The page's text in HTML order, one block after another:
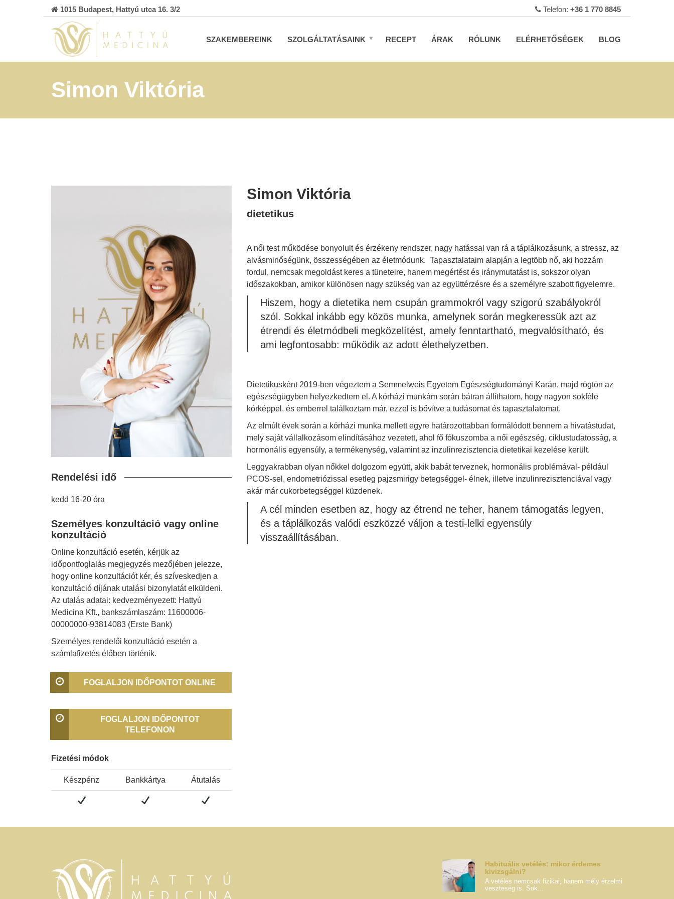
1015 Budapest, Hattyú utca 16. 3/2 Telefon: +36 1 770 8845
SZAKEMBEREINK SZOLGÁLTATÁSAINK RECEPT ÁRAK RÓLUNK ELÉRHETŐSÉGEK BLOG
Simon Viktória
Rendelési idő
kedd 16-20 óra
Személyes konzultáció vagy online
konzultáció
Online konzultáció esetén, kérjük az
időpontfoglalás megjegyzés mezőjében jelezze,
hogy online konzultációt kér, és szíveskedjen a
konzultáció díjának utalási bizonylatát elküldeni.
Az utalás adatai: kedvezményezett: Hattyú
Medicina Kft., bankszámlaszám: 11600006-
00000000-93814083 (Erste Bank)
Személyes rendelői konzultáció esetén a
számlafizetés élőben történik.
FOGLALJON IDŐPONTOT ONLINE
FOGLALJON IDŐPONTOT
TELEFONON
Fizetési módok
Készpénz Bankkártya Átutalás
Simon Viktória
dietetikus
A női test működése bonyolult és érzékeny rendszer, nagy hatással van rá a táplálkozásunk, a stressz, az
alvásminőségünk, összességében az életmódunk. Tapasztalataim alapján a legtöbb nő, aki hozzám
fordul, nemcsak megoldást keres a tüneteire, hanem megértést és iránymutatást is, sokszor olyan
időszakokban, amikor különösen nagy szükség van az együttérzésre és a személyre szabott figyelemre.
Hiszem, hogy a dietetika nem csupán grammokról vagy szigorú szabályokról
szól. Sokkal inkább egy közös munka, amelynek során megkeressük azt az
étrendi és életmódbeli megközelítést, amely fenntartható, megvalósítható, és
ami legfontosabb: működik az adott élethelyzetben.
Dietetikusként 2019-ben végeztem a Semmelweis Egyetem Egészségtudományi Karán, majd rögtön az
egészségügyben helyezkedtem el. A kórházi munkám során bátran állíthatom, hogy nagyon sokféle
kórképpel, és emberrel találkoztam már, ezzel is bővítve a tudásomat és tapasztalatomat.
Az elmúlt évek során a kórházi munka mellett egyre határozottabban formálódott bennem a hivatástudat,
mely saját vállalkozásom elindításához vezetett, ahol fő fókuszomba a női egészség, ciklustudatosság, a
hormonális egyensúly, a termékenység, valamint az inzulinrezisztencia dietetikai kezelése került.
Leggyakrabban olyan nőkkel dolgozom együtt, akik babát terveznek, hormonális problémával- például
PCOS-sel, endometriózissal esetleg pajzsmirigy betegséggel- élnek, illetve inzulinrezisztenciával vagy
akár már cukorbetegséggel küzdenek.
A cél minden esetben az, hogy az étrend ne teher, hanem támogatás legyen,
és a táplálkozás valódi eszközzé váljon a testi-lelki egyensúly
visszaállításában.
Habituális vetélés: mikor érdemes
kivizsgálni?
A vetélés nemcsak fizikai, hanem mély érzelmi
veszteség is. Sok...